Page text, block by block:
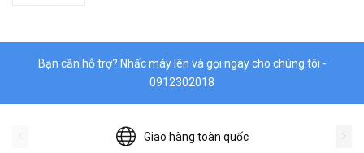
Bạn cần hỗ trợ? Nhấc máy lên và gọi ngay cho chúng tôi -
0912302018
Giao hàng toàn quốc